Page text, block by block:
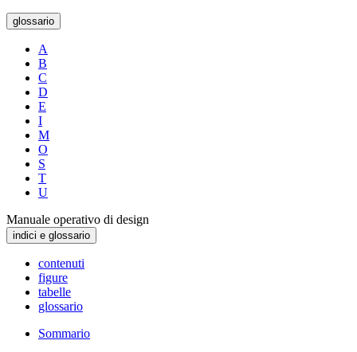
glossario
A
B
C
D
E
I
M
O
S
T
U
Manuale operativo di design
indici e glossario
contenuti
figure
tabelle
glossario
Sommario